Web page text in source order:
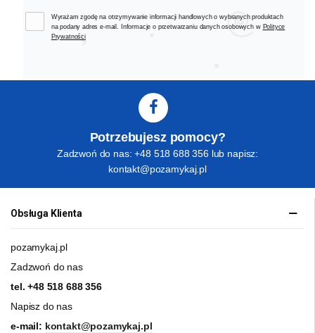
Wyrażam zgodę na otrzymywanie informacji handlowych o wybranych produktach
na podany adres e-mail. Informacje o przetwarzaniu danych osobowych w Polityce
Prywatności
Potrzebujesz pomocy?
Zadzwoń do nas: +48 518 688 356 lub napisz:
kontakt@pozamykaj.pl
Obsługa Klienta
pozamykaj.pl
Zadzwoń do nas
tel.+48 518 688 356
Napisz do nas
e-mail: kontakt@pozamykaj.pl